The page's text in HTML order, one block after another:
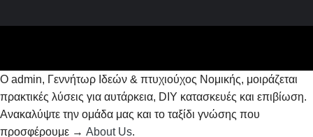
Ο admin, Γεννήτωρ Ιδεών & πτυχιούχος Νομικής, μοιράζεται
πρακτικές λύσεις για αυτάρκεια, DIY κατασκευές και επιβίωση.
Ανακαλύψτε την ομάδα μας και το ταξίδι γνώσης που
προσφέρουμε → About Us.